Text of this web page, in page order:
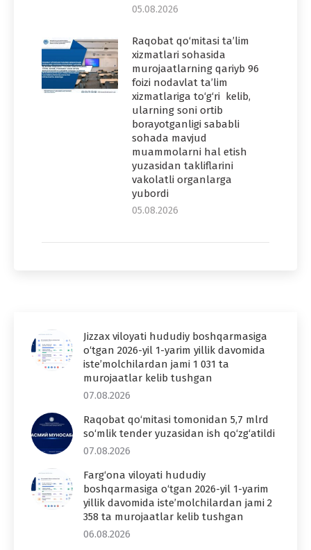
05.08.2026
Raqobat qo‘mitasi ta’lim
xizmatlari sohasida
murojaatlarning qariyb 96
foizi nodavlat ta’lim
xizmatlariga to‘g‘ri kelib,
ularning soni ortib
borayotganligi sababli
sohada mavjud
muammolarni hal etish
yuzasidan takliflarini
vakolatli organlarga
yubordi
05.08.2026
Jizzax viloyati hududiy boshqarmasiga
o‘tgan 2026-yil 1-yarim yillik davomida
iste’molchilardan jami 1 031 ta
murojaatlar kelib tushgan
07.08.2026
Raqobat qo‘mitasi tomonidan 5,7 mlrd
so‘mlik tender yuzasidan ish qo‘zg‘atildi
07.08.2026
Farg‘ona viloyati hududiy
boshqarmasiga o‘tgan 2026-yil 1-yarim
yillik davomida iste’molchilardan jami 2
358 ta murojaatlar kelib tushgan
06.08.2026